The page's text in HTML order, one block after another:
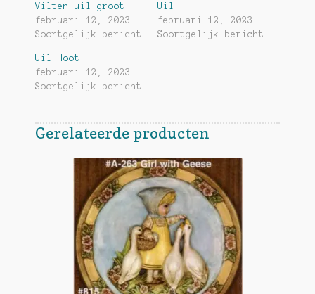
Vilten uil groot
februari 12, 2023
Soortgelijk bericht
Uil
februari 12, 2023
Soortgelijk bericht
Uil Hoot
februari 12, 2023
Soortgelijk bericht
Gerelateerde producten